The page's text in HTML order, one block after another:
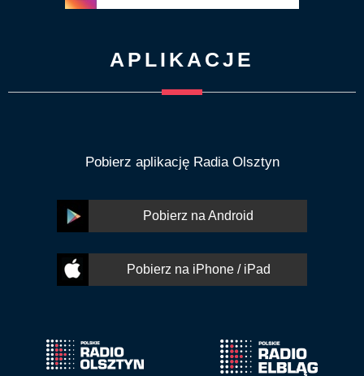
APLIKACJE
Pobierz aplikację Radia Olsztyn
Pobierz na Android
Pobierz na iPhone / iPad